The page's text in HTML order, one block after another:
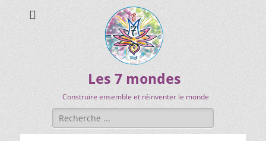
Les 7 mondes
Construire ensemble et réinventer le monde